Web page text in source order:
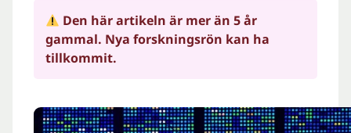
Den här artikeln är mer än 5 år
gammal. Nya forskningsrön kan ha
tillkommit.